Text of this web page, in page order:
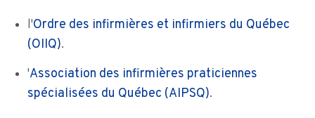
l'Ordre des infirmières et infirmiers du Québec
(OIIQ).
'Association des infirmières praticiennes
spécialisées du Québec (AIPSQ).